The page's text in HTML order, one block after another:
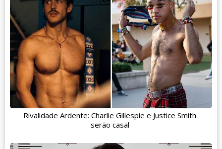
Rivalidade Ardente: Charlie Gillespie e Justice Smith
serão casal